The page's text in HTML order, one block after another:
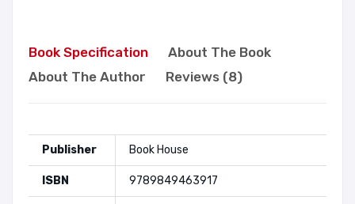
Book Specification
About The Book
About The Author
Reviews (8)
Publisher Book House
ISBN 9789849463917